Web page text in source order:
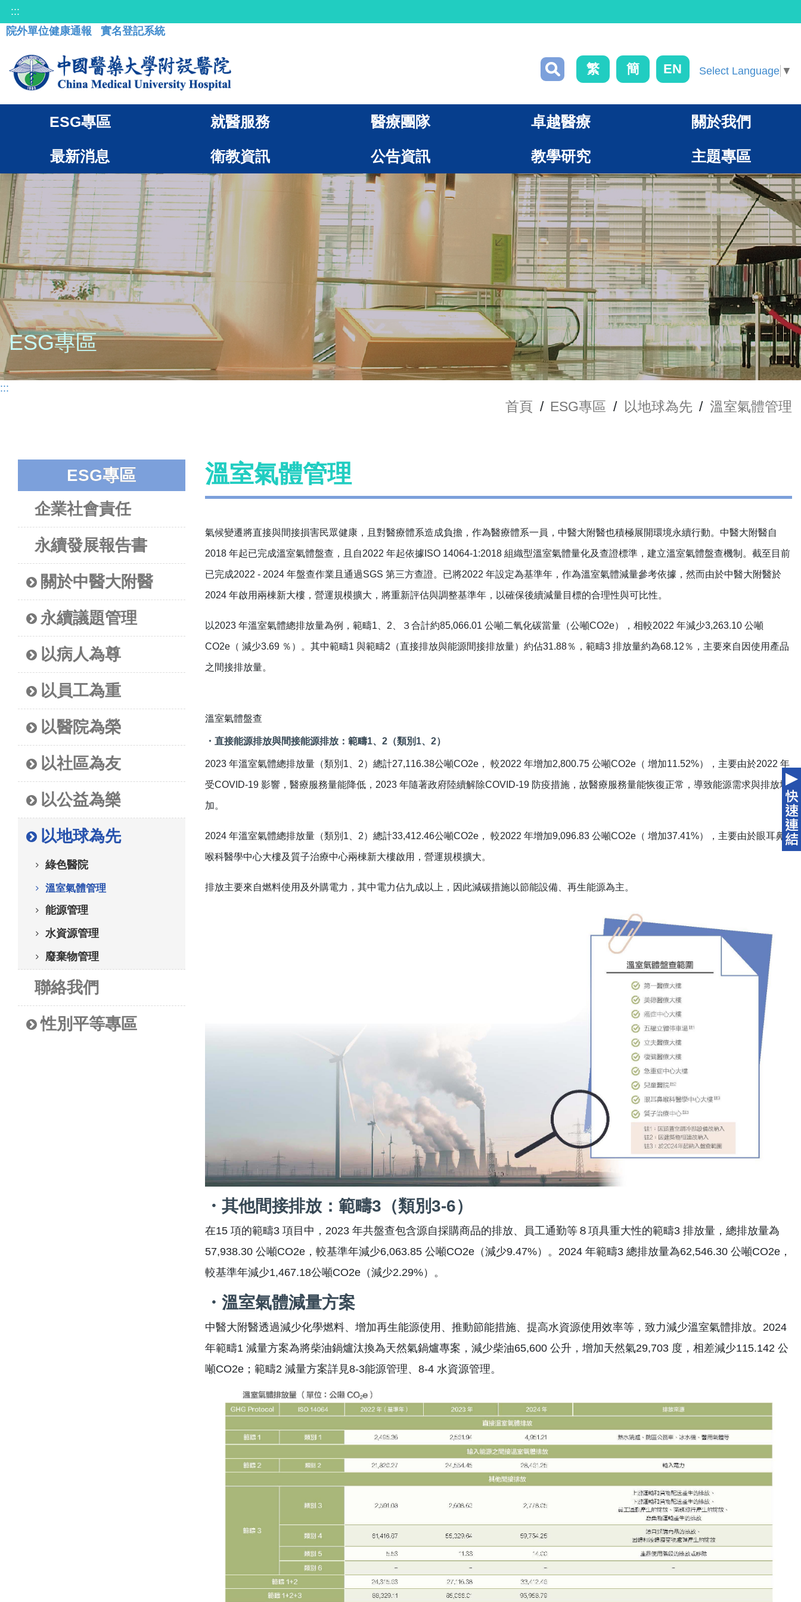
:::
院外單位健康通報
實名登記系統
繁 簡 EN Select Language ▼
ESG專區 就醫服務 醫療團隊 卓越醫療 關於我們
最新消息 衛教資訊 公告資訊 教學研究 主題專區
ESG專區
:::
首頁 / ESG專區 / 以地球為先 / 溫室氣體管理
ESG專區
企業社會責任
永續發展報告書
關於中醫大附醫
永續議題管理
以病人為尊
以員工為重
以醫院為榮
以社區為友
以公益為樂
以地球為先
綠色醫院
溫室氣體管理
能源管理
水資源管理
廢棄物管理
聯絡我們
性別平等專區
溫室氣體管理
氣候變遷將直接與間接損害民眾健康，且對醫療體系造成負擔，作為醫療體系一員，中醫大附醫也積極展開環境永續行動。中醫大附醫自
2018 年起已完成溫室氣體盤查，且自2022 年起依據ISO 14064-1:2018 組織型溫室氣體量化及查證標準，建立溫室氣體盤查機制。截至目前
已完成2022 - 2024 年盤查作業且通過SGS 第三方查證。已將2022 年設定為基準年，作為溫室氣體減量參考依據，然而由於中醫大附醫於
2024 年啟用兩棟新大樓，營運規模擴大，將重新評估與調整基準年，以確保後續減量目標的合理性與可比性。
以2023 年溫室氣體總排放量為例，範疇1、2、３合計約85,066.01 公噸二氧化碳當量（公噸CO2e），相較2022 年減少3,263.10 公噸
CO2e（ 減少3.69 ％）。其中範疇1 與範疇2（直接排放與能源間接排放量）約佔31.88％，範疇3 排放量約為68.12％，主要來自因使用產品
之間接排放量。
溫室氣體盤查
・直接能源排放與間接能源排放：範疇1、2（類別1、2）
2023 年溫室氣體總排放量（類別1、2）總計27,116.38公噸CO2e， 較2022 年增加2,800.75 公噸CO2e（ 增加11.52%），主要由於2022 年
受COVID-19 影響，醫療服務量能降低，2023 年隨著政府陸續解除COVID-19 防疫措施，故醫療服務量能恢復正常，導致能源需求與排放增
加。
2024 年溫室氣體總排放量（類別1、2）總計33,412.46公噸CO2e， 較2022 年增加9,096.83 公噸CO2e（ 增加37.41%），主要由於眼耳鼻
喉科醫學中心大樓及質子治療中心兩棟新大樓啟用，營運規模擴大。
排放主要來自燃料使用及外購電力，其中電力佔九成以上，因此減碳措施以節能設備、再生能源為主。
・其他間接排放：範疇3（類別3-6）
在15 項的範疇3 項目中，2023 年共盤查包含源自採購商品的排放、員工通勤等８項具重大性的範疇3 排放量，總排放量為
57,938.30 公噸CO2e，較基準年減少6,063.85 公噸CO2e（減少9.47%）。2024 年範疇3 總排放量為62,546.30 公噸CO2e，
較基準年減少1,467.18公噸CO2e（減少2.29%）。
・溫室氣體減量方案
中醫大附醫透過減少化學燃料、增加再生能源使用、推動節能措施、提高水資源使用效率等，致力減少溫室氣體排放。2024
年範疇1 減量方案為將柴油鍋爐汰換為天然氣鍋爐專案，減少柴油65,600 公升，增加天然氣29,703 度，相差減少115.142 公
噸CO2e；範疇2 減量方案詳見8-3能源管理、8-4 水資源管理。